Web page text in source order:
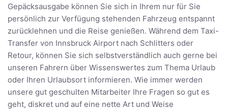
Gepäcksausgabe können Sie sich in Ihrem nur für Sie
persönlich zur Verfügung stehenden Fahrzeug entspannt
zurücklehnen und die Reise genießen. Während dem Taxi-
Transfer von Innsbruck Airport nach Schlitters oder
Retour, können Sie sich selbstverständlich auch gerne bei
unseren Fahrern über Wissenswertes zum Thema Urlaub
oder Ihren Urlaubsort informieren. Wie immer werden
unsere gut geschulten Mitarbeiter Ihre Fragen so gut es
geht, diskret und auf eine nette Art und Weise